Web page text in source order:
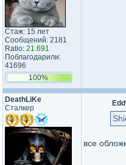
Стаж: 15 лет
Сообщений: 2181
Ratio: 21.691
Поблагодарили:
41696
100%
DeathLiKe
Сталкер
все